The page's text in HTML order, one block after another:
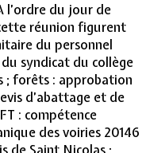
l’ordre du jour de
réunion figurent
du personnel
syndicat du collège
; forêts : approbation
d’abattage et de
: compétence
des voiries 20146